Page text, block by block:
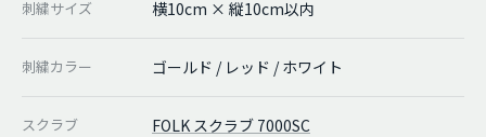
刺繍サイズ 横10cm × 縦10cm以内
刺繍カラー ゴールド / レッド / ホワイト
スクラブ FOLK スクラブ 7000SC